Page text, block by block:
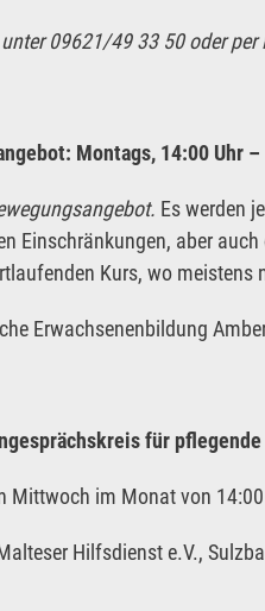
09621/49 33 50 oder
Montags, 14:00 Uhr
Es werden
Einschränkungen, aber
Kurs, wo meistens
Erwachsenenbildung
für
Mittwoch im Monat von
Hilfsdienst e.V.,